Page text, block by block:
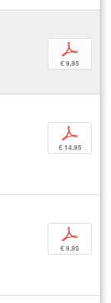
p
€ 9,95
p
€ 14,95
p
€ 9,95